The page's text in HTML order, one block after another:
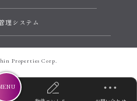
理システム
Properties Corp.